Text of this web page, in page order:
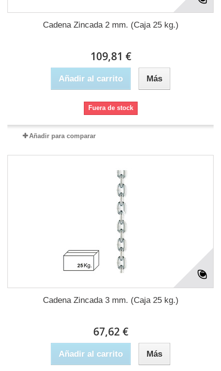
Cadena Zincada 2 mm. (Caja 25 kg.)
109,81 €
Añadir al carrito Más
Fuera de stock
Añadir para comparar
Cadena Zincada 3 mm. (Caja 25 kg.)
67,62 €
Añadir al carrito Más